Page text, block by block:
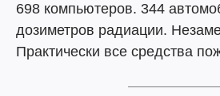
698 компьютеров. 344
дозиметров радиации.
Практически все средства